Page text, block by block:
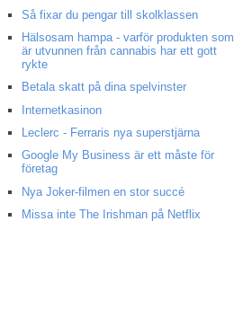
Så fixar du pengar till skolklassen
Hälsosam hampa - varför produkten som
är utvunnen från cannabis har ett gott
rykte
Betala skatt på dina spelvinster
Internetkasinon
Leclerc - Ferraris nya superstjärna
Google My Business är ett måste för
företag
Nya Joker-filmen en stor succé
Missa inte The Irishman på Netflix